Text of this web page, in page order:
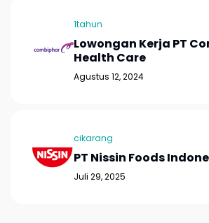
1tahun
Lowongan Kerja PT
Health Care
Agustus 12, 2024
cikarang
PT Nissin Foods
Juli 29, 2025